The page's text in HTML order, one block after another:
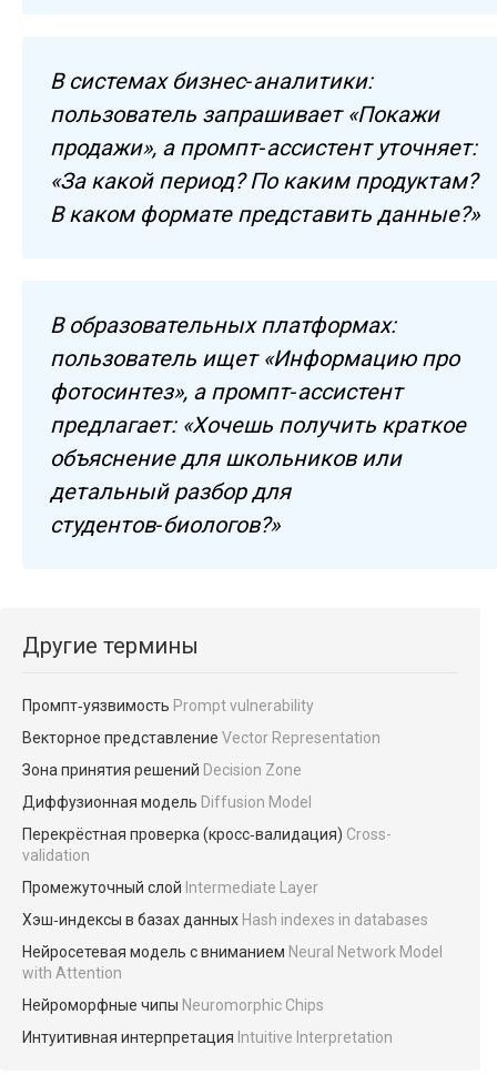
В системах бизнес‑аналитики:
пользователь запрашивает «Покажи
продажи», а промпт‑ассистент уточняет:
«За какой период? По каким продуктам?
В каком формате представить данные?»
В образовательных платформах:
пользователь ищет «Информацию про
фотосинтез», а промпт‑ассистент
предлагает: «Хочешь получить краткое
объяснение для школьников или
детальный разбор для
студентов‑биологов?»
Другие термины
Промпт‑уязвимость Prompt vulnerability
Векторное представление Vector Representation
Зона принятия решений Decision Zone
Диффузионная модель Diffusion Model
Перекрёстная проверка (кросс‑валидация) Cross-
validation
Промежуточный слой Intermediate Layer
Хэш‑индексы в базах данных Hash indexes in databases
Нейросетевая модель с вниманием Neural Network Model
with Attention
Нейроморфные чипы Neuromorphic Chips
Интуитивная интерпретация Intuitive Interpretation